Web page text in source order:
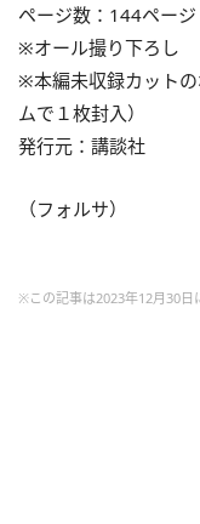
ページ数：144ページ
※オール撮り下ろし
※本編未収録カット
ムで１枚封入）
発行元：講談社
（フォルサ）
※この記事は2023年12月30日